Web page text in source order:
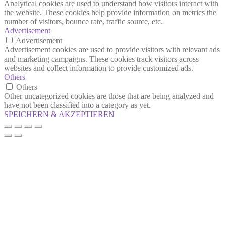
Analytical cookies are used to understand how visitors interact with
the website. These cookies help provide information on metrics the
number of visitors, bounce rate, traffic source, etc.
Advertisement
Advertisement
Advertisement cookies are used to provide visitors with relevant ads
and marketing campaigns. These cookies track visitors across
websites and collect information to provide customized ads.
Others
Others
Other uncategorized cookies are those that are being analyzed and
have not been classified into a category as yet.
SPEICHERN & AKZEPTIEREN